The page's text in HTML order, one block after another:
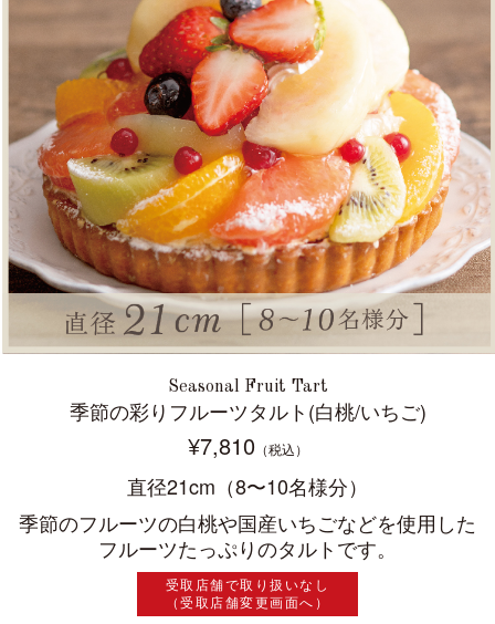
Seasonal Fruit Tart
季節の彩りフルーツタルト(白桃/いちご)
¥7,810 （税込）
直径21cm（8〜10名様分）
季節のフルーツの白桃や国産いちごなどを使用した
フルーツたっぷりのタルトです。
受取店舗で取り扱いなし
（受取店舗変更画面へ）